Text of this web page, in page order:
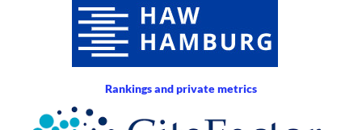
Rankings and private metrics